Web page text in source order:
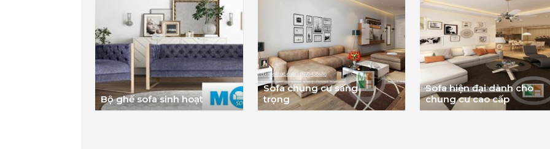
Bộ ghế sofa sinh hoạt
Sofa chung cư sang
trọng
Sofa hiện đại dành cho
chung cư cao cấp